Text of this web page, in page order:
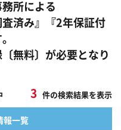
所による
査済み』『2年保証付
無料〕が必要となり
3 件の検索結果を表示
報一覧